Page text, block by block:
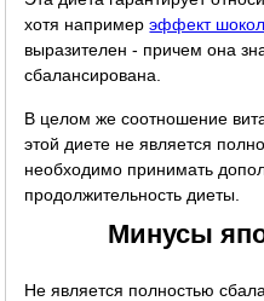
хотя напримерэффект
выразителен - причем она
сбалансирована.
В целом же соотношение
этой диете не является
необходимо принимать
продолжительность диеты.
Минусы
Не является полностью